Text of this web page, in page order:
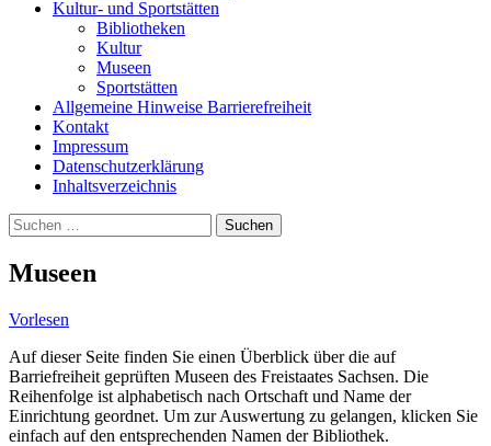
Kultur- und Sportstätten
Bibliotheken
Kultur
Museen
Sportstätten
Allgemeine Hinweise Barrierefreiheit
Kontakt
Impressum
Datenschutzerklärung
Inhaltsverzeichnis
Suche
Suchen
nach:
Museen
Vorlesen
Auf dieser Seite finden Sie einen Überblick über die auf
Barriefreiheit geprüften Museen des Freistaates Sachsen. Die
Reihenfolge ist alphabetisch nach Ortschaft und Name der
Einrichtung geordnet. Um zur Auswertung zu gelangen, klicken Sie
einfach auf den entsprechenden Namen der Bibliothek.